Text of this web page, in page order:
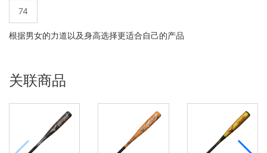
74
根据男女的力道以及身高选择更适合自己的产品
关联商品